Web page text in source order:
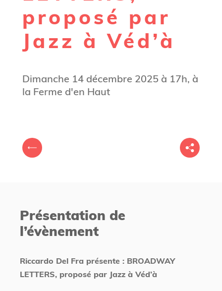
proposé par
Jazz à Véd’à
Dimanche 14 décembre 2025 à 17h, à
la Ferme d'en Haut
V
o
t
e
s
c
i
P
d
e
t
Présentation de
l’évènement
Riccardo Del Fra présente : BROADWAY
LETTERS, proposé par Jazz à Véd’à